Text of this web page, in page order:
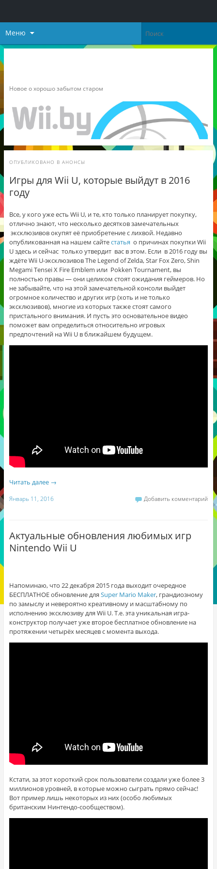
Меню
Новое о хорошо забытом старом
ОПУБЛИКОВАНО В АНОНСЫ
Игры для Wii U, которые выйдут в 2016
году
Все, у кого уже есть Wii U, и те, кто только планирует покупку,
отлично знают, что несколько десятков замечательных
эксклюзивов окупят её приобретение с лихвой. Недавно
опубликованная на нашем сайтестатья о причинах покупки Wii
U здесь и сейчас только утвердит вас в этом. Если в 2016 году вы
ждёте Wii U-эксклюзивов The Legend of Zelda, Star Fox Zero, Shin
Megami Tensei X Fire Emblem или Pokken Tournament, вы
полностью правы — они целиком стоят ожидания геймеров. Но
не забывайте, что на этой замечательной консоли выйдет
огромное количество и других игр (хоть и не только
эксклюзивов), многие из которых также стоят самого
пристального внимания. И пусть это основательное видео
поможет вам определиться относительно игровых
предпочтений на Wii U в ближайшем будущем.
Читать далее →
Январь 11, 2016 Добавить комментарий
Актуальные обновления любимых игр
Nintendo Wii U
Напоминаю, что 22 декабря 2015 года выходит очередное
БЕСПЛАТНОЕ обновление для Super Mario Maker, грандиозному
по замыслу и невероятно креативному и масштабному по
исполнению эксклюзиву для Wii U. Т.е. эта уникальная игра-
конструктор получает уже второе бесплатное обновление на
протяжении четырёх месяцев с момента выхода.
Кстати, за этот короткий срок пользователи создали уже более 3
миллионов уровней, в которые можно сыграть прямо сейчас!
Вот пример лишь некоторых из них (особо любимых
британским Нинтендо-сообществом).